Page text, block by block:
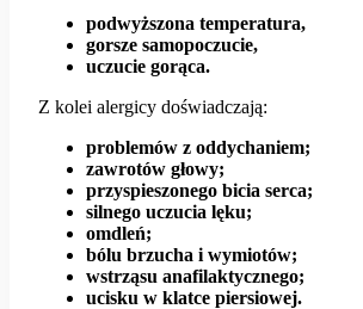
podwyższona temperatura,
gorsze samopoczucie,
uczucie gorąca.
Z kolei alergicy doświadczają:
problemów z oddychaniem;
zawrotów głowy;
przyspieszonego bicia serca;
silnego uczucia lęku;
omdleń;
bólu brzucha i wymiotów;
wstrząsu anafilaktycznego;
ucisku w klatce piersiowej.